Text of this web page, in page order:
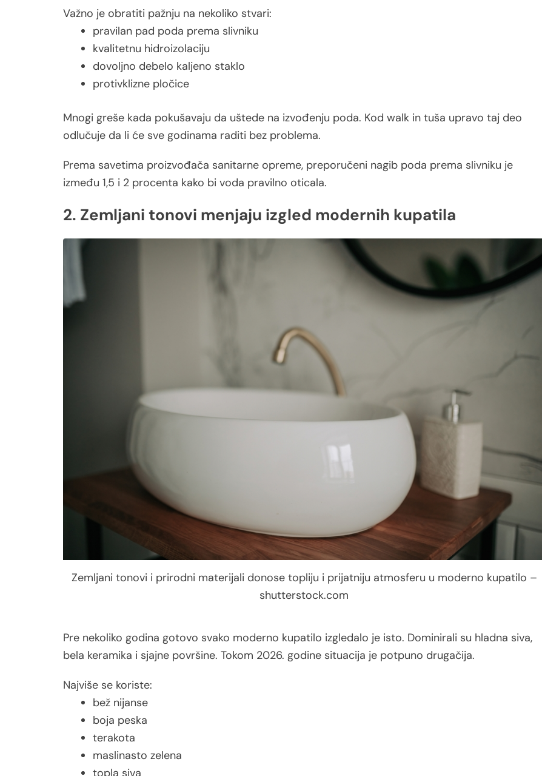
Važno je obratiti pažnju na nekoliko stvari:
pravilan pad poda prema slivniku
kvalitetnu hidroizolaciju
dovoljno debelo kaljeno staklo
protivklizne pločice
Mnogi greše kada pokušavaju da uštede na izvođenju poda. Kod walk in tuša upravo taj deo
odlučuje da li će sve godinama raditi bez problema.
Prema savetima proizvođača sanitarne opreme, preporučeni nagib poda prema slivniku je
između 1,5 i 2 procenta kako bi voda pravilno oticala.
2. Zemljani tonovi menjaju izgled modernih kupatila
Zemljani tonovi i prirodni materijali donose topliju i prijatniju atmosferu u moderno kupatilo –
shutterstock.com
Pre nekoliko godina gotovo svako moderno kupatilo izgledalo je isto. Dominirali su hladna siva,
bela keramika i sjajne površine. Tokom 2026. godine situacija je potpuno drugačija.
Najviše se koriste:
bež nijanse
boja peska
terakota
maslinasto zelena